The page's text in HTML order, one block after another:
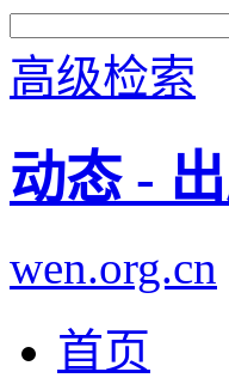
高级检索
动态 -
wen.org.cn
首页